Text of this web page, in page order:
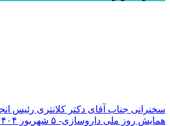
سخنرانی جناب آقای دکتر کلانتری رئیس
همایش روز ملی داروسازی- ۵ شهریور ۱۴۰۴- پارت اول